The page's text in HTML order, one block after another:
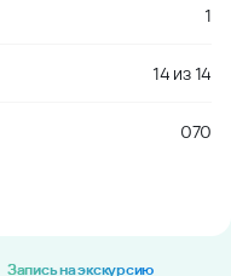
1
14 из14
070
Запись на экскурсию